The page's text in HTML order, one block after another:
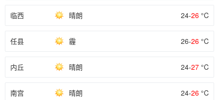
临西 晴朗 24-26 °C
任县 霾 26-26 °C
内丘 晴朗 24-27 °C
南宫 晴朗 24-26 °C